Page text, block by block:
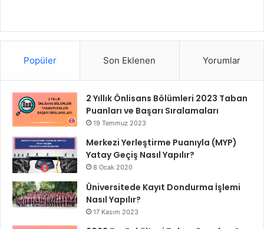
Popüler Son Eklenen Yorumlar
2 Yıllık Önlisans Bölümleri 2023 Taban
Puanları ve Başarı Sıralamaları
19 Temmuz 2023
Merkezi Yerleştirme Puanıyla (MYP)
Yatay Geçiş Nasıl Yapılır?
8 Ocak 2020
Üniversitede Kayıt Dondurma İşlemi
Nasıl Yapılır?
17 Kasım 2023